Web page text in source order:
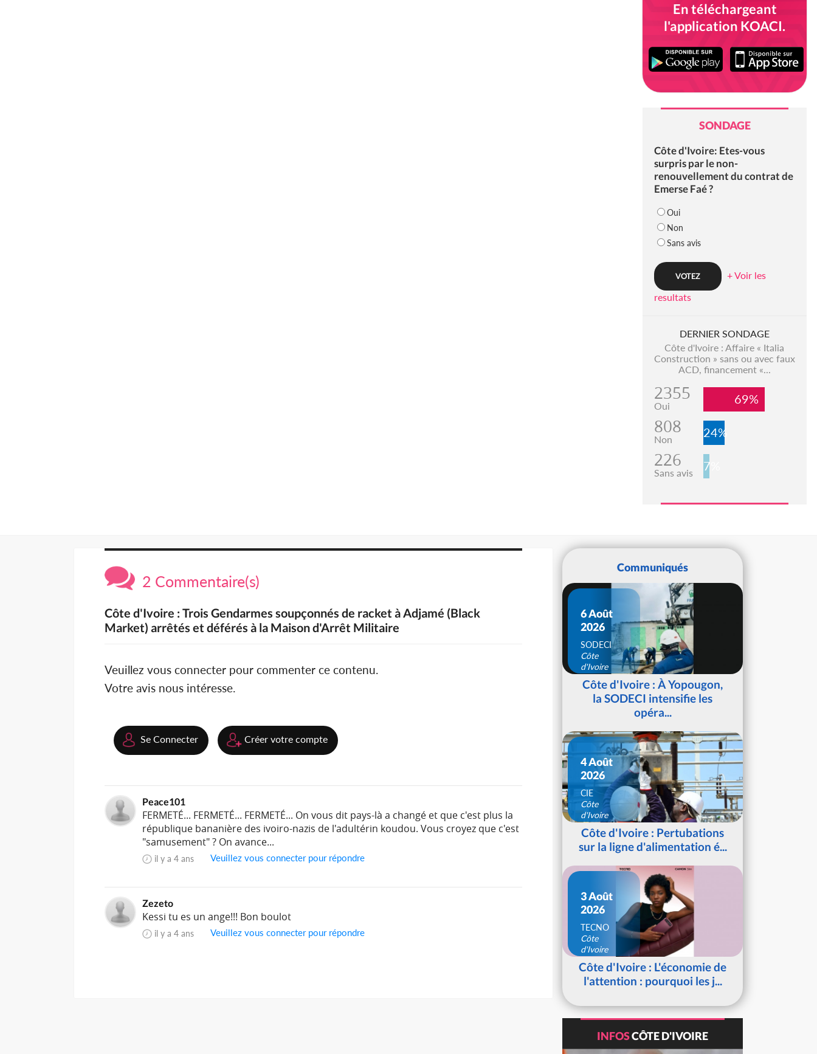
En téléchargeant
l'application KOACI.
SONDAGE
Côte d'Ivoire: Etes-vous
surpris par le non-
renouvellement du contrat de
Emerse Faé ?
Oui
Non
Sans avis
+ Voir les
resultats
DERNIER SONDAGE
Côte d'Ivoire : Affaire « Italia
Construction » sans ou avec faux
ACD, financement «...
2355
Oui 69%
808
Non 24%
226
Sans avis 7%
2 Commentaire(s)
Côte d'Ivoire : Trois Gendarmes soupçonnés de racket à Adjamé (Black
Market) arrêtés et déférés à la Maison d'Arrêt Militaire
Veuillez vous connecter pour commenter ce contenu.
Votre avis nous intéresse.
Se Connecter Créer votre compte
Peace101
FERMETÉ... FERMETÉ... FERMETÉ... On vous dit pays-là a changé et que c'est plus la
république bananière des ivoiro-nazis de l'adultérin koudou. Vous croyez que c'est
"samusement" ? On avance...
il y a 4 ans Veuillez vous connecter pour répondre
Zezeto
Kessi tu es un ange!!! Bon boulot
il y a 4 ans Veuillez vous connecter pour répondre
Communiqués
6 Août
2026
SODECI
Côte
d'Ivoire
Côte d'Ivoire : À Yopougon,
la SODECI intensifie les
opéra...
4 Août
2026
CIE
Côte
d'Ivoire
Côte d'Ivoire : Pertubations
sur la ligne d'alimentation é...
3 Août
2026
TECNO
Côte
d'Ivoire
Côte d'Ivoire : L'économie de
l'attention : pourquoi les j...
INFOSCÔTE D'IVOIRE